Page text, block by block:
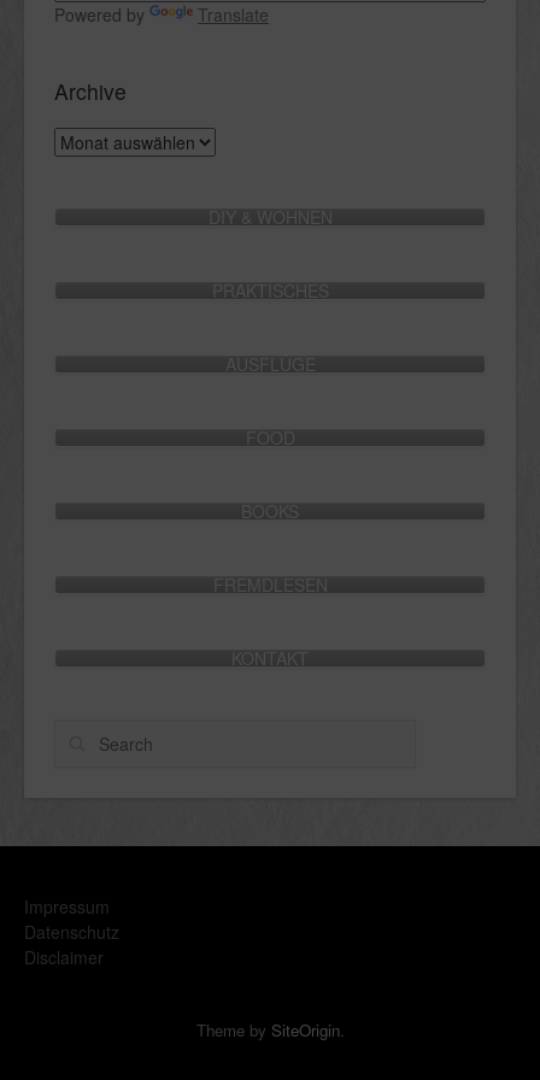
Powered by Translate
Archive
Archive
DIY & WOHNEN
PRAKTISCHES
AUSFLÜGE
FOOD
BOOKS
FREMDLESEN
KONTAKT
Search
Impressum
Datenschutz
Disclaimer
Theme by SiteOrigin.